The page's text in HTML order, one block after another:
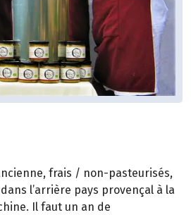
frais / non-pasteurisés,
l’arrière pays provençal à la
Il faut un an de